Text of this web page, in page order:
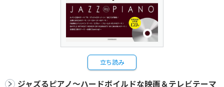
立ち読み
ジャズるピアノ～ハードボイルドな映画＆テレビテーマ